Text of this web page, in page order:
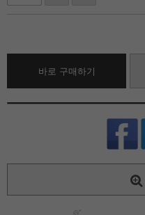
바로 구매하기